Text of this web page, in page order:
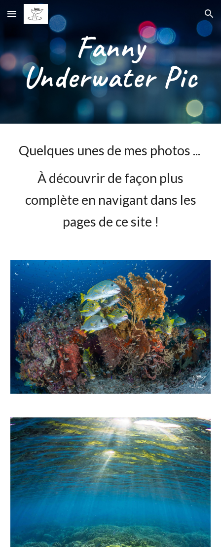
Skip to main content Skip to navigation
Fanny
Underwater Pic
Quelques unes de mes photos ...
À découvrir de façon plus
complète en navigant dans les
pages de ce site !